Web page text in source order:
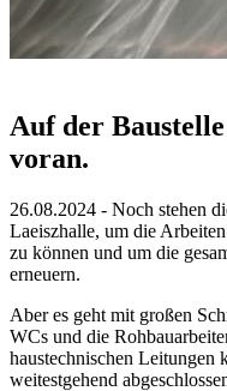
Auf der
voran.
26.08.2024 - Noch stehen
Laeiszhalle, um die
zu können und um die
erneuern.
Aber es geht mit großen
WCs und die
haustechnischen Leitungen
weitestgehend